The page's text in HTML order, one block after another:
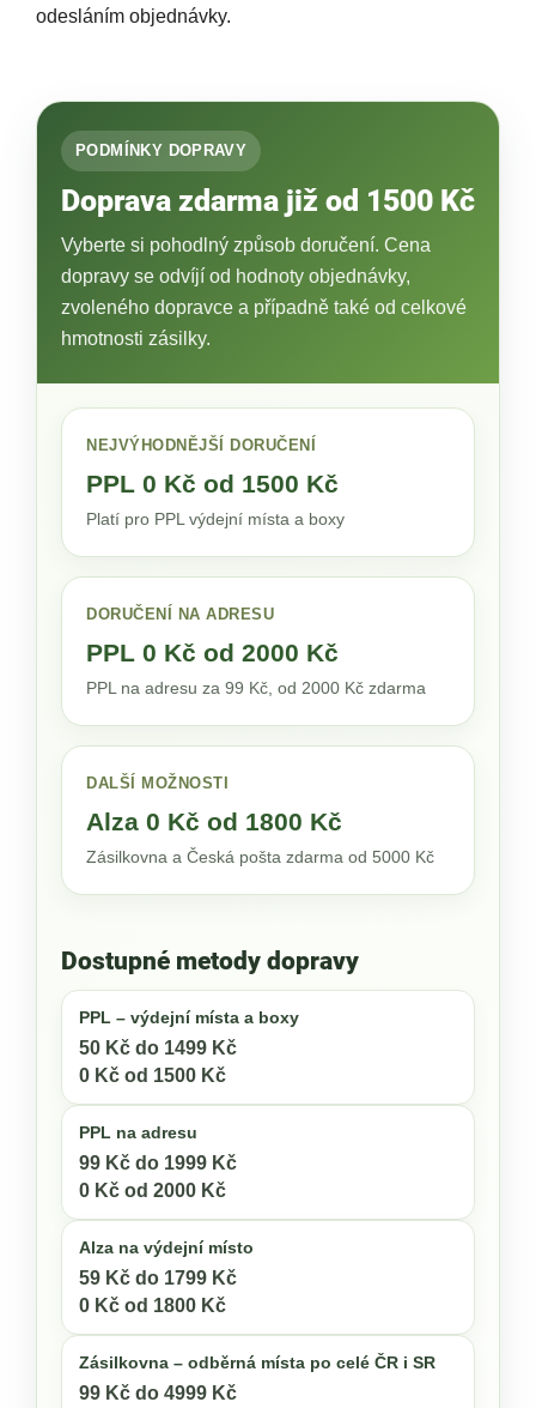
odesláním objednávky.
PODMÍNKY DOPRAVY
Doprava zdarma již od 1500 Kč
Vyberte si pohodlný způsob doručení. Cena
dopravy se odvíjí od hodnoty objednávky,
zvoleného dopravce a případně také od celkové
hmotnosti zásilky.
NEJVÝHODNĚJŠÍ DORUČENÍ
PPL 0 Kč od 1500 Kč
Platí pro PPL výdejní místa a boxy
DORUČENÍ NA ADRESU
PPL 0 Kč od 2000 Kč
PPL na adresu za 99 Kč, od 2000 Kč zdarma
DALŠÍ MOŽNOSTI
Alza 0 Kč od 1800 Kč
Zásilkovna a Česká pošta zdarma od 5000 Kč
Dostupné metody dopravy
PPL – výdejní místa a boxy
50 Kč do 1499 Kč
0 Kč od 1500 Kč
PPL na adresu
99 Kč do 1999 Kč
0 Kč od 2000 Kč
Alza na výdejní místo
59 Kč do 1799 Kč
0 Kč od 1800 Kč
Zásilkovna – odběrná místa po celé ČR i SR
99 Kč do 4999 Kč